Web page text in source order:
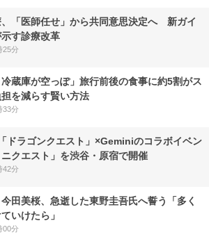
、「医師任せ」から共同意思決定へ 新ガイ
示す診療改革
25分
冷蔵庫が空っぽ」旅行前後の食事に約5割がス
を減らす賢い方法
33分
ドラゴンクエスト」×Geminiのコラボイベン
ニクエスト」を渋谷・原宿で開催
42分
田美桜、急逝した東野圭吾氏へ誓う「多く
いけたら」
00分